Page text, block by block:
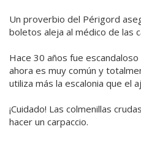
Un proverbio del Périgord
boletos aleja al médico de las
Hace 30 años fue
ahora es muy común y
utiliza más la escalonia que el
¡Cuidado! Las colmenillas
hacer un carpaccio.